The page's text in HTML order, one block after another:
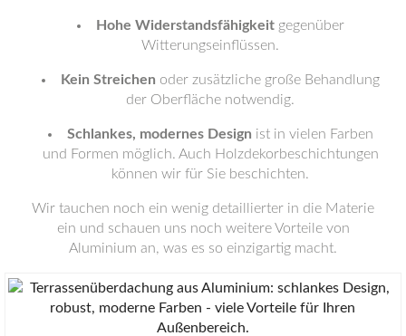
Hohe Widerstandsfähigkeitgegenüber
Witterungseinflüssen.
Kein Streichen oder zusätzliche große Behandlung
der Oberfläche notwendig.
Schlankes, modernes Design ist in vielen Farben
und Formen möglich. Auch Holzdekorbeschichtungen
können wir für Sie beschichten.
Wir tauchen noch ein wenig detaillierter in die Materie
ein und schauen uns noch weitere Vorteile von
Aluminium an, was es so einzigartig macht.